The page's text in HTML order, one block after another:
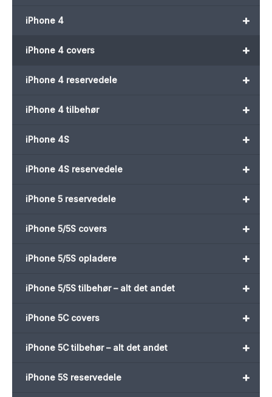
+
iPhone 4
+
iPhone 4 covers
+
iPhone 4 reservedele
+
iPhone 4 tilbehør
+
iPhone 4S
+
iPhone 4S reservedele
+
iPhone 5 reservedele
+
iPhone 5/5S covers
+
iPhone 5/5S opladere
+
iPhone 5/5S tilbehør – alt det andet
+
iPhone 5C covers
+
iPhone 5C tilbehør – alt det andet
+
iPhone 5S reservedele